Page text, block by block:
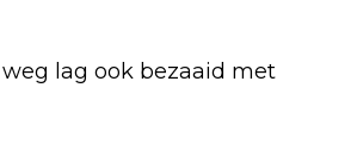
lag ook bezaaid met